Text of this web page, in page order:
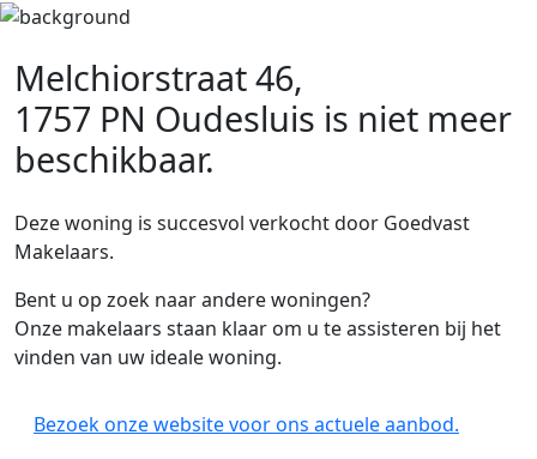
Melchiorstraat 46,
1757 PN Oudesluis is niet meer
beschikbaar.
Deze woning is succesvol verkocht door Goedvast
Makelaars.
Bent u op zoek naar andere woningen?
Onze makelaars staan klaar om u te assisteren bij het
vinden van uw ideale woning.
Bezoek onze website voor ons actuele aanbod.